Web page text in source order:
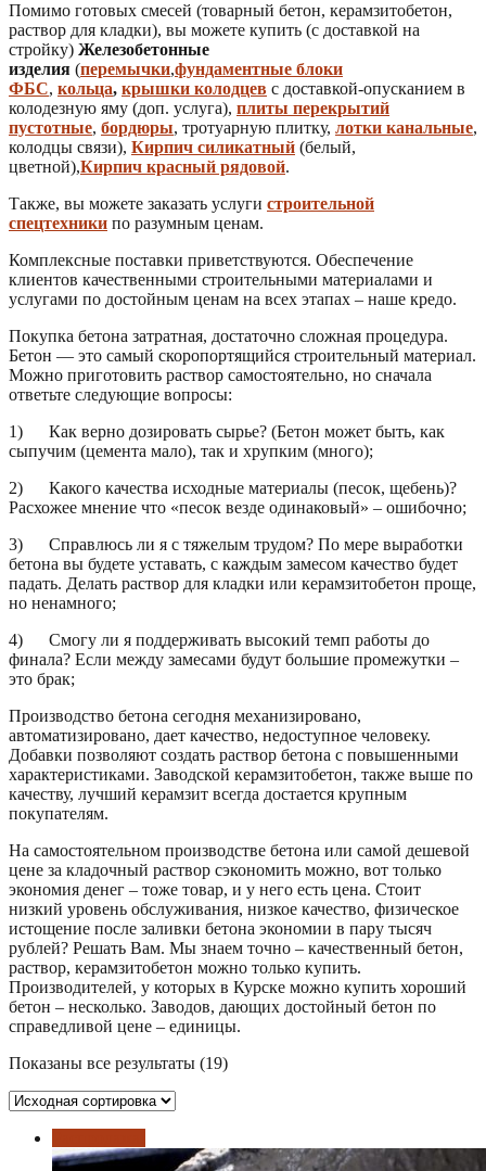
Помимо готовых смесей (товарный бетон, керамзитобетон,
раствор для кладки), вы можете купить (с доставкой на
стройку) Железобетонные
изделия (перемычки,фундаментные блоки
ФБС, кольца, крышки колодцев с доставкой-опусканием в
колодезную яму (доп. услуга), плиты перекрытий
пустотные, бордюры, тротуарную плитку, лотки канальные,
колодцы связи), Кирпич силикатный (белый,
цветной),Кирпич красный рядовой.
Также, вы можете заказать услуги строительной
спецтехники по разумным ценам.
Комплексные поставки приветствуются. Обеспечение
клиентов качественными строительными материалами и
услугами по достойным ценам на всех этапах – наше кредо.
Покупка бетона затратная, достаточно сложная процедура.
Бетон — это самый скоропортящийся строительный материал.
Можно приготовить раствор самостоятельно, но сначала
ответьте следующие вопросы:
1) Как верно дозировать сырье? (Бетон может быть, как
сыпучим (цемента мало), так и хрупким (много);
2) Какого качества исходные материалы (песок, щебень)?
Расхожее мнение что «песок везде одинаковый» – ошибочно;
3) Справлюсь ли я с тяжелым трудом? По мере выработки
бетона вы будете уставать, с каждым замесом качество будет
падать. Делать раствор для кладки или керамзитобетон проще,
но ненамного;
4) Смогу ли я поддерживать высокий темп работы до
финала? Если между замесами будут большие промежутки –
это брак;
Производство бетона сегодня механизировано,
автоматизировано, дает качество, недоступное человеку.
Добавки позволяют создать раствор бетона с повышенными
характеристиками. Заводской керамзитобетон, также выше по
качеству, лучший керамзит всегда достается крупным
покупателям.
На самостоятельном производстве бетона или самой дешевой
цене за кладочный раствор сэкономить можно, вот только
экономия денег – тоже товар, и у него есть цена. Стоит
низкий уровень обслуживания, низкое качество, физическое
истощение после заливки бетона экономии в пару тысяч
рублей? Решать Вам. Мы знаем точно – качественный бетон,
раствор, керамзитобетон можно только купить.
Производителей, у которых в Курске можно купить хороший
бетон – несколько. Заводов, дающих достойный бетон по
справедливой цене – единицы.
Показаны все результаты (19)